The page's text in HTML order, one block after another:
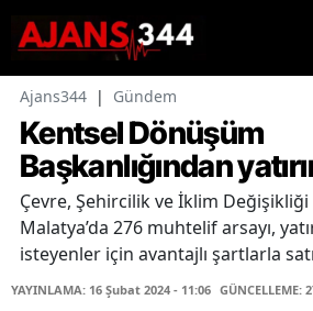
Ajans344 | Gündem
Kentsel Dönüşüm
Başkanlığından
Çevre, Şehircilik ve İklim Değişikliği
Malatya’da 276 muhtelif arsayı,
isteyenler için avantajlı şartlarla
YAYINLAMA: 16 Şubat 2024 - 11:06 GÜNCELLEME: